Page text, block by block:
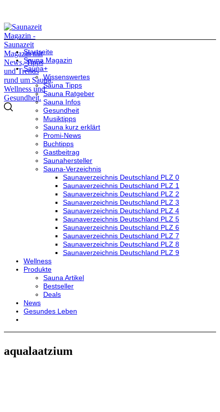
Startseite
Sauna Magazin
Sauna+
Wissenswertes
Sauna Tipps
Sauna Ratgeber
Sauna Infos
Gesundheit
Musiktipps
Sauna kurz erklärt
Promi-News
Buchtipps
Gastbeitrag
Saunahersteller
Sauna-Verzeichnis
Saunaverzeichnis Deutschland PLZ 0
Saunaverzeichnis Deutschland PLZ 1
Saunaverzeichnis Deutschland PLZ 2
Saunaverzeichnis Deutschland PLZ 3
Saunaverzeichnis Deutschland PLZ 4
Saunaverzeichnis Deutschland PLZ 5
Saunaverzeichnis Deutschland PLZ 6
Saunaverzeichnis Deutschland PLZ 7
Saunaverzeichnis Deutschland PLZ 8
Saunaverzeichnis Deutschland PLZ 9
Wellness
Produkte
Sauna Artikel
Bestseller
Deals
News
Gesundes Leben
aqualaatzium